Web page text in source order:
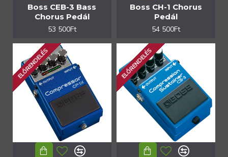
Boss CEB-3 Bass
Chorus Pedál
53 500Ft
Boss CH-1 Chorus
Pedál
54 500Ft
ELŐRENDELÉS ELŐRENDELÉS